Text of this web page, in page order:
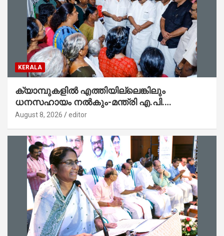
KERALA
ക്യാമ്പുകളിൽ എത്തിയില്ലെങ്കിലും
ധനസഹായം നൽകും-മന്ത്രി എ.പി.
അനിൽകുമാർ
August 8, 2026 editor